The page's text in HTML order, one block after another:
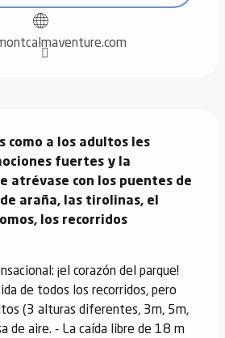
como a los adultos les
fuertes y la
atrévase con los puentes de
araña, las tirolinas, el
los recorridos
¡el corazón del parque!
de todos los recorridos, pero
(3 alturas diferentes, 3m, 5m,
de aire. - La caída libre de 18 m